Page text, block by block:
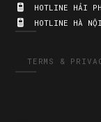
HOTLINE HẢI
HOTLINE HÀ
TERMS &